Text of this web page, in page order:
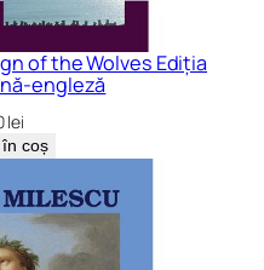
of the Wolves Ediția
engleză
lei
coș